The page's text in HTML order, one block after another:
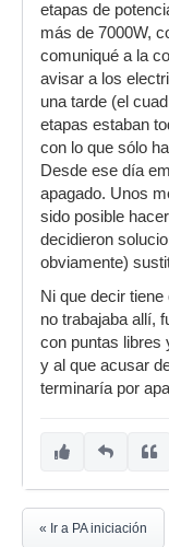
etapas de
más de 7000W,
comuniqué a la
avisar a los
una tarde (el
etapas estaban
con lo que sólo
Desde ese día
apagado. Unos
sido posible
decidieron
obviamente)
Ni que decir
no trabajaba allí,
con puntas libres
y al que acusar
terminaría por
« Ir a PA iniciación